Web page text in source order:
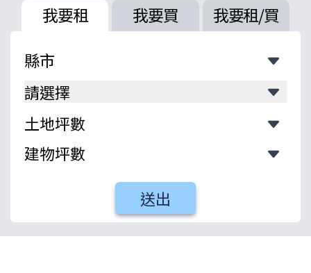
我要租 我要買 我要租/買
請選擇
送出